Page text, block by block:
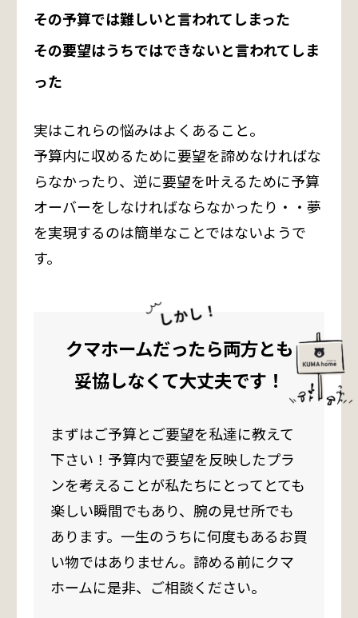
その予算では難しいと言われてしまった
その要望はうちではできないと言われてしま
った
実はこれらの悩みはよくあること。
予算内に収めるために要望を諦めなければな
らなかったり、逆に要望を叶えるために予算
オーバーをしなければならなかったり・・夢
を実現するのは簡単なことではないようで
す。
クマホームだったら両方とも
妥協しなくて大丈夫です！
まずはご予算とご要望を私達に教えて
下さい！ 予算内で要望を反映したプラ
ンを考えることが私たちにとってとても
楽しい瞬間でもあり、腕の見せ所でも
あります。 一生のうちに何度もあるお買
い物ではありません。諦める前にクマ
ホームに是非、ご相談ください。